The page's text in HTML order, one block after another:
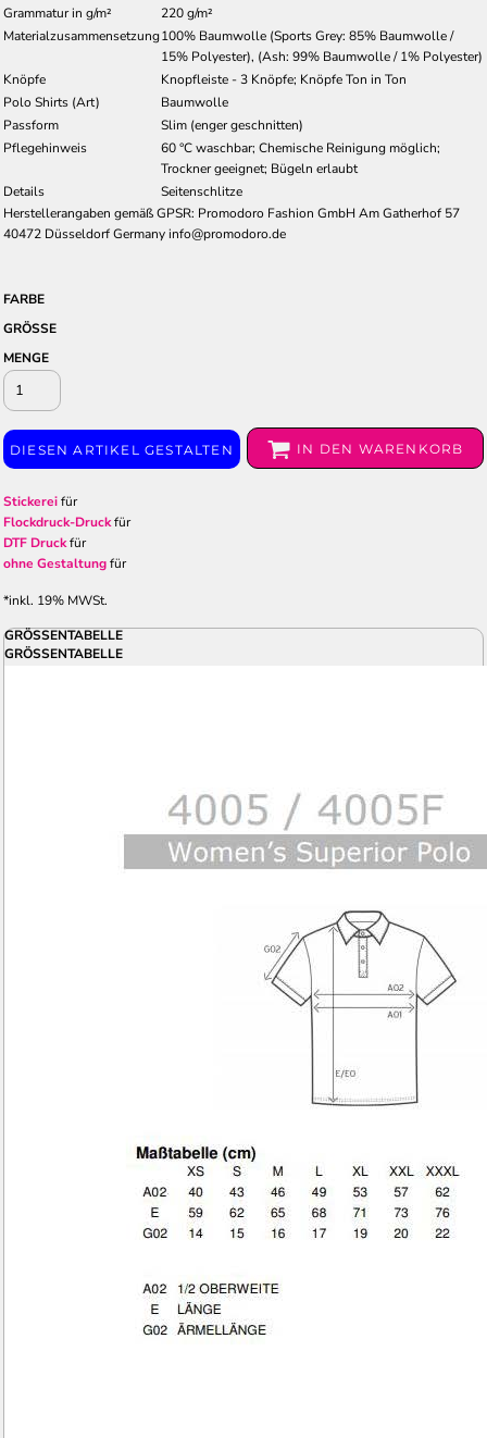
Grammatur in g/m²
220 g/m²
Materialzusammensetzung100% Baumwolle (Sports Grey: 85% Baumwolle /
15% Polyester), (Ash: 99% Baumwolle / 1% Polyester)
Knöpfe
Knopfleiste - 3 Knöpfe; Knöpfe Ton in Ton
Polo Shirts (Art)
Baumwolle
Passform
Slim (enger geschnitten)
Pflegehinweis
60 °C waschbar; Chemische Reinigung möglich;
Trockner geeignet; Bügeln erlaubt
Details
Seitenschlitze
Herstellerangaben gemäß GPSR: Promodoro Fashion GmbH Am Gatherhof 57
40472 Düsseldorf Germany info@promodoro.de
FARBE
GRÖSSE
MENGE
DIESEN ARTIKEL GESTALTEN IN DEN WARENKORB
Stickereifür
Flockdruck-Druckfür
DTF Druckfür
ohne Gestaltungfür
*inkl. 19% MWSt.
GRÖSSENTABELLE
GRÖSSENTABELLE